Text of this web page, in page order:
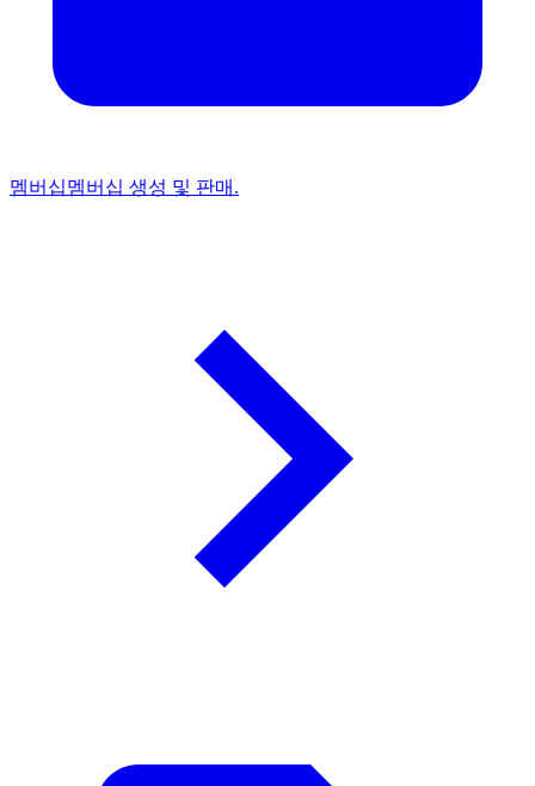
멤버십멤버십 생성 및 판매.